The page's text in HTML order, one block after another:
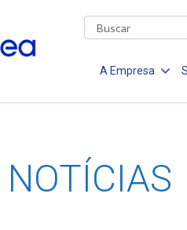
A Empresa
NOTÍCIAS